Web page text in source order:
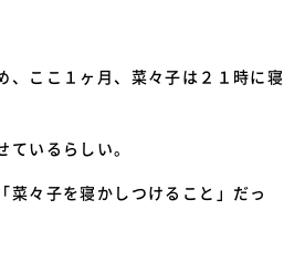
、ここ１ヶ月、菜々子は２１時に寝
いるらしい。
菜々子を寝かしつけること」だっ